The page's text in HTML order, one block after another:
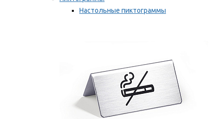
Настольные пиктограммы